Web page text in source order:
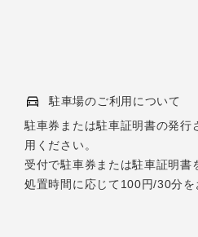
駐車場のご利用について
駐車券または駐車証明書の発行
用ください。
受付で駐車券または駐車証明書
処置時間に応じて100円/30分を